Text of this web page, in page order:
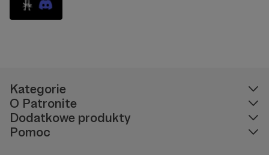
Kategorie
O Patronite
Dodatkowe produkty
Pomoc